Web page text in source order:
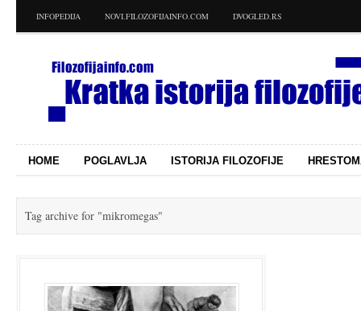
INFOPEDIJA NOVI.FILOZOFIJAINFO.COM DVOGLED.RS
HOME POGLAVLJA ISTORIJA FILOZOFIJE
Tag archive for "mikromegas"